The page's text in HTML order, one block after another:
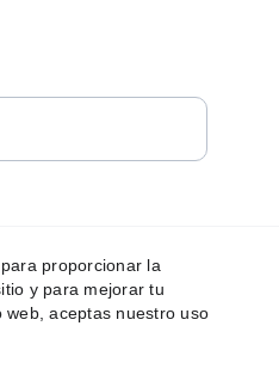
proporcionar la
y para mejorar tu
web, aceptas nuestro uso